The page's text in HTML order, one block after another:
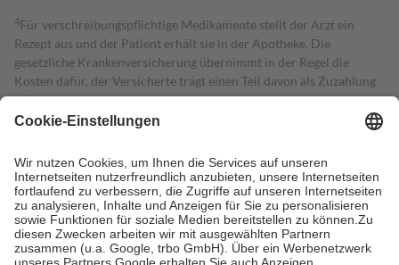
4Für verschreibungspflichtige Medikamente stellt der Arzt ein
Rezept aus und der Patient erhält sie in der Apotheke. Die
gesetzliche Krankenversicherung übernimmt in der Regel die
Kosten dafür, der Versicherte trägt einen Teil davon als Zuzahlung
mit.
Grundsätzlich leisten Mitglieder Zuzahlungen in Höhe von zehn
höchstens zehn Euro.
Es sind jedoch nie mehr als die tatsächlichen
Kosten der Leistung zu entrichten.
Diese Regeln gelten grundsätzlich auch für Online-Apotheken.
Bei Heilmitteln und häuslicher Krankenpflege beträgt die
Zuzahlung zehn Prozent der Kosten sowie zehn Euro je
Verordnung.